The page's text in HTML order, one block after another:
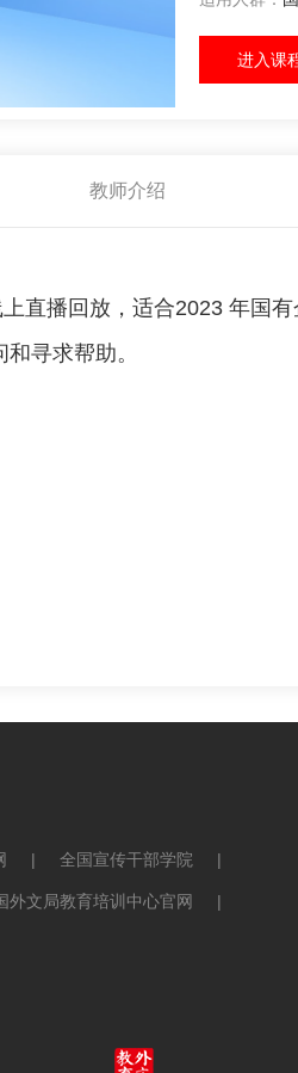
进入课
教师介绍
直播回放，适合2023 年国
寻求帮助。
| 全国宣传干部学院 |
外文局教育培训中心官网 |